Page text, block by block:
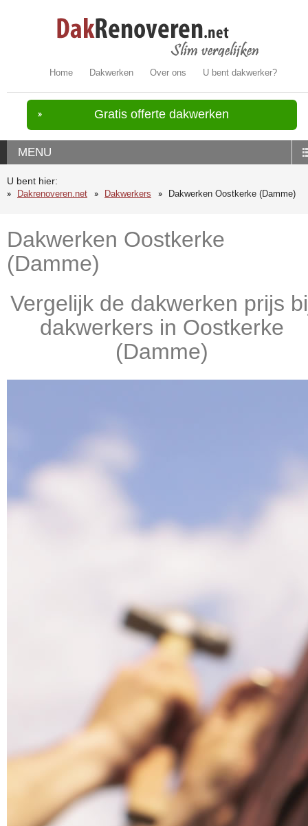
Home Dakwerken Over ons U bent dakwerker?
Gratis offerte dakwerken
MENU
U bent hier:
Dakrenoveren.net
Dakwerkers Dakwerken Oostkerke (Damme)
Dakwerken Oostkerke
(Damme)
Vergelijk de dakwerken prijs
dakwerkers in Oostkerke
(Damme)